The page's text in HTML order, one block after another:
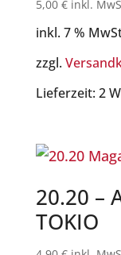
5,00 € inkl.
inkl. 7 %
zzgl.
Lieferzeit: 2
20.20 –
TOKIO